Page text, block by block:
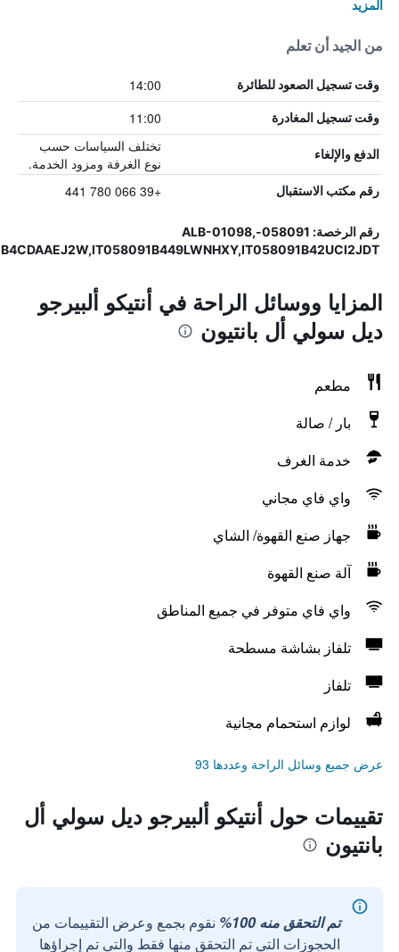
المزيد
من الجيد أن تعلم
وقت تسجيل الصعود للطائرة 14:00
وقت تسجيل المغادرة 11:00
الدفع والإلغاء
تختلف السياسات حسب
نوع الغرفة ومزود الخدمة.
رقم مكتب الاستقبال +39 066 780 441
رقم الرخصة: 058091-ALB-01098,
المزايا ووسائل الراحة في أنتيكو ألبيرجو
ديل سولي أل بانتيون
مطعم
بار / صالة
خدمة الغرف
واي فاي مجاني
جهاز صنع القهوة/ الشاي
آلة صنع القهوة
واي فاي متوفر في جميع المناطق
تلفاز بشاشة مسطحة
تلفاز
لوازم استحمام مجانية
عرض جميع وسائل الراحة وعددها 93
تقييمات حول أنتيكو ألبيرجو ديل سولي أل
بانتيون
تم التحقق منه 100%
نقوم بجمع وعرض التقييمات من
الحجوزات التي تم التحقق منها فقط والتي تم إجراؤها